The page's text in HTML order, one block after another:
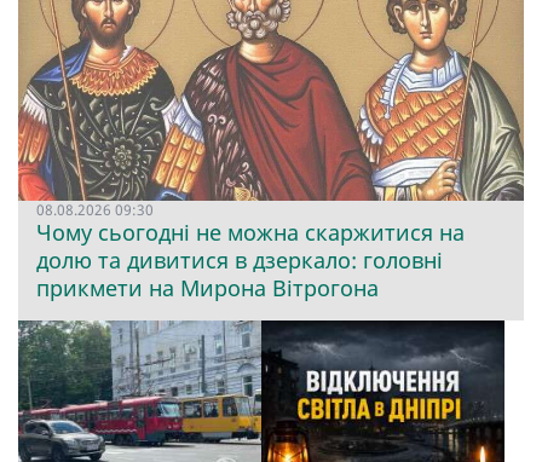
08.08.2026 09:30
Чому сьогодні не можна скаржитися на
долю та дивитися в дзеркало: головні
прикмети на Мирона Вітрогона